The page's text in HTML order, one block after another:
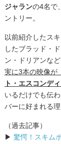
ジャランの4名で
ントリー。
以前紹介したス
したブラッド・
ン・ドリアンな
実に3本の映像が
ト・エスコンデ
いるだけでも伝
バーに好まれる
（過去記事）
▶ 驚愕！スキム